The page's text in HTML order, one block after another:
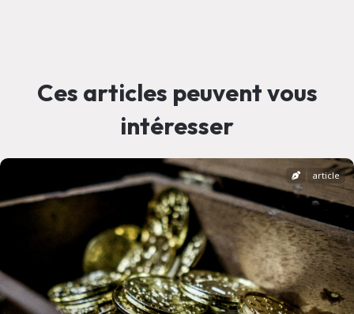
Ces articles peuvent vous
intéresser
article